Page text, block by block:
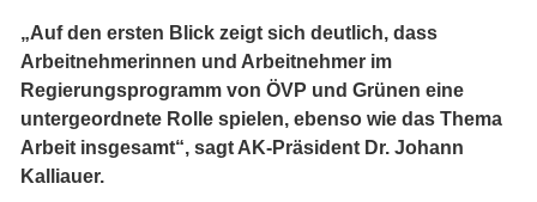
„Auf den ersten Blick zeigt sich deutlich, dass
Arbeitnehmerinnen und Arbeitnehmer im
Regierungsprogramm von ÖVP und Grünen eine
untergeordnete Rolle spielen, ebenso wie das Thema
Arbeit insgesamt“, sagt AK-Präsident Dr. Johann
Kalliauer.